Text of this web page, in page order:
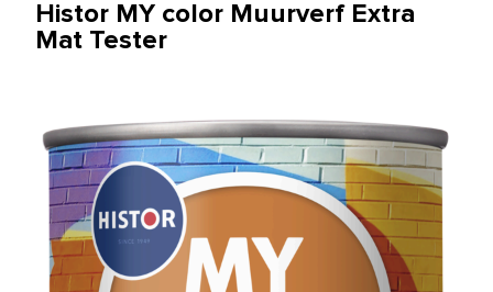
Histor MY color Muurverf Extra
Mat Tester